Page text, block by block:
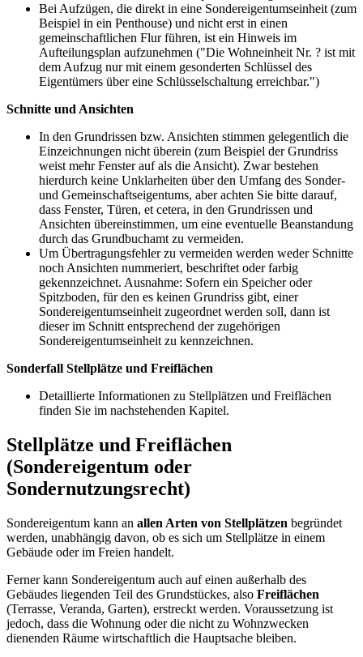
Bei Aufzügen, die direkt in eine Sondereigentumseinheit (zum
Beispiel in ein Penthouse) und nicht erst in einen
gemeinschaftlichen Flur führen, ist ein Hinweis im
Aufteilungsplan aufzunehmen ("Die Wohneinheit Nr. ? ist mit
dem Aufzug nur mit einem gesonderten Schlüssel des
Eigentümers über eine Schlüsselschaltung erreichbar.")
Schnitte und Ansichten
In den Grundrissen bzw. Ansichten stimmen gelegentlich die
Einzeichnungen nicht überein (zum Beispiel der Grundriss
weist mehr Fenster auf als die Ansicht). Zwar bestehen
hierdurch keine Unklarheiten über den Umfang des Sonder-
und Gemeinschaftseigentums, aber achten Sie bitte darauf,
dass Fenster, Türen, et cetera, in den Grundrissen und
Ansichten übereinstimmen, um eine eventuelle Beanstandung
durch das Grundbuchamt zu vermeiden.
Um Übertragungsfehler zu vermeiden werden weder Schnitte
noch Ansichten nummeriert, beschriftet oder farbig
gekennzeichnet. Ausnahme: Sofern ein Speicher oder
Spitzboden, für den es keinen Grundriss gibt, einer
Sondereigentumseinheit zugeordnet werden soll, dann ist
dieser im Schnitt entsprechend der zugehörigen
Sondereigentumseinheit zu kennzeichnen.
Sonderfall Stellplätze und Freiflächen
Detaillierte Informationen zu Stellplätzen und Freiflächen
finden Sie im nachstehenden Kapitel.
Stellplätze und Freiflächen
(Sondereigentum oder
Sondernutzungsrecht)
Sondereigentum kann an allen Arten von Stellplätzen begründet
werden, unabhängig davon, ob es sich um Stellplätze in einem
Gebäude oder im Freien handelt.
Ferner kann Sondereigentum auch auf einen außerhalb des
Gebäudes liegenden Teil des Grundstückes, also Freiflächen
(Terrasse, Veranda, Garten), erstreckt werden. Voraussetzung ist
jedoch, dass die Wohnung oder die nicht zu Wohnzwecken
dienenden Räume wirtschaftlich die Hauptsache bleiben.